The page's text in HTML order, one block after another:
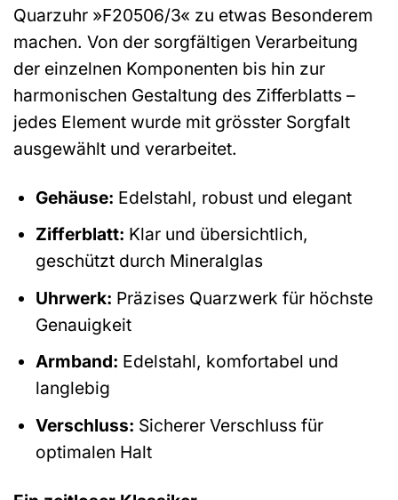
Quarzuhr »F20506/3« zu etwas Besonderem
machen. Von der sorgfältigen Verarbeitung
der einzelnen Komponenten bis hin zur
harmonischen Gestaltung des Zifferblatts –
jedes Element wurde mit grösster Sorgfalt
ausgewählt und verarbeitet.
Gehäuse: Edelstahl, robust und elegant
Zifferblatt: Klar und übersichtlich,
geschützt durch Mineralglas
Uhrwerk: Präzises Quarzwerk für höchste
Genauigkeit
Armband: Edelstahl, komfortabel und
langlebig
Verschluss: Sicherer Verschluss für
optimalen Halt